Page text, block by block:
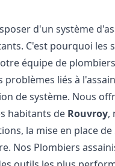
d'un système
C'est pourquoi les
équipe de
liés à
de système. Nous
habitants de Rouvroy,
la mise en place de
Nos Plombiers